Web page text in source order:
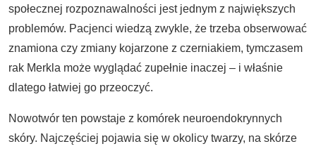
społecznej rozpoznawalności jest jednym z największych
problemów. Pacjenci wiedzą zwykle, że trzeba obserwować
znamiona czy zmiany kojarzone z czerniakiem, tymczasem
rak Merkla może wyglądać zupełnie inaczej – i właśnie
dlatego łatwiej go przeoczyć.
Nowotwór ten powstaje z komórek neuroendokrynnych
skóry. Najczęściej pojawia się w okolicy twarzy, na skórze